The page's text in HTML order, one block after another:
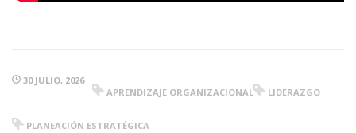
30 JULIO, 2026
APRENDIZAJE ORGANIZACIONAL
LIDERAZGO
PLANEACIÓN ESTRATÉGICA